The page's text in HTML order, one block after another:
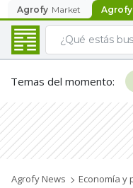
Agrofy Market Agrofy
Temas del momento:
Agrofy News Economía y